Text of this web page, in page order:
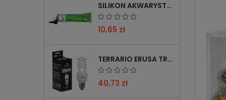
SILIKON AKWARYSTYCZNY 60 ML CZARNY
10,65 zł
TERRARIO ERUSA TROPICAL UVB 5.0 ŻARÓWKA SPIRALNA 13W - IDEALNA DO TROPIKALNYCH TERRARIÓW
40,73 zł